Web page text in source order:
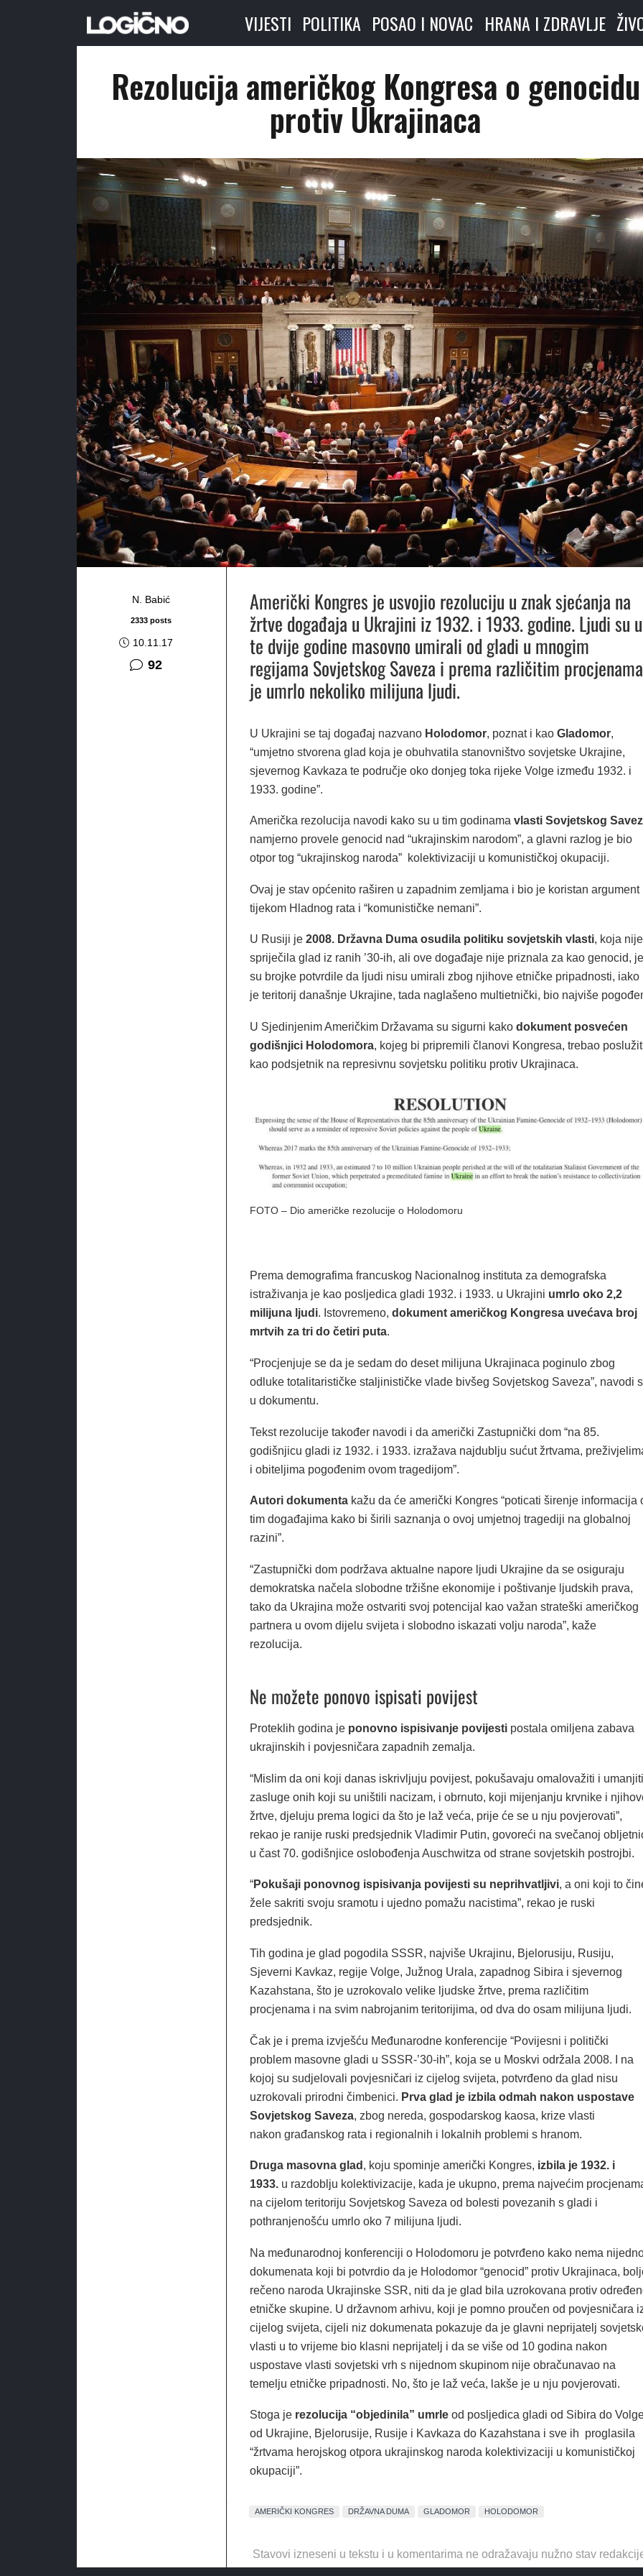
VIJESTI POLITIKA POSAO I NOVAC HRANA I ZDRAVLJE
Rezolucija američkog Kongresa o genocidu
protiv Ukrajinaca
N. Babić
2333 posts
10.11.17
92komentara
Američki Kongres je usvojio rezoluciju u znak sjećanja na
žrtve događaja u Ukrajini iz 1932. i 1933. godine. Ljudi su u
te dvije godine masovno umirali od gladi u mnogim
regijama Sovjetskog Saveza i prema različitim procjenama
je umrlo nekoliko milijuna ljudi.
U Ukrajini se taj događaj nazvano Holodomor, poznat i kao Gladomor,
“umjetno stvorena glad koja je obuhvatila stanovništvo sovjetske Ukrajine,
sjevernog Kavkaza te područje oko donjeg toka rijeke Volge između 1932. i
1933. godine”.
Američka rezolucija navodi kako su u tim godinama vlasti Sovjetskog
namjerno provele genocid nad “ukrajinskim narodom”, a glavni razlog je bio
otpor tog “ukrajinskog naroda” kolektivizaciji u komunističkoj okupaciji.
Ovaj je stav općenito raširen u zapadnim zemljama i bio je koristan argument
tijekom Hladnog rata i “komunističke nemani”.
U Rusiji je 2008. Državna Duma osudila politiku sovjetskih vlasti, koja nije
spriječila glad iz ranih ’30-ih, ali ove događaje nije priznala za kao genocid,
su brojke potvrdile da ljudi nisu umirali zbog njihove etničke pripadnosti, iako
je teritorij današnje Ukrajine, tada naglašeno multietnički, bio najviše
U Sjedinjenim Američkim Državama su sigurni kako dokument posvećen
godišnjici Holodomora, kojeg bi pripremili članovi Kongresa, trebao
kao podsjetnik na represivnu sovjetsku politiku protiv Ukrajinaca.
FOTO – Dio američke rezolucije o Holodomoru
Prema demografima francuskog Nacionalnog instituta za demografska
istraživanja je kao posljedica gladi 1932. i 1933. u Ukrajini umrlo oko 2,2
milijuna ljudi. Istovremeno, dokument američkog Kongresa uvećava broj
mrtvih za tri do četiri puta.
“Procjenjuje se da je sedam do deset milijuna Ukrajinaca poginulo zbog
odluke totalitarističke staljinističke vlade bivšeg Sovjetskog Saveza”, navodi
u dokumentu.
Tekst rezolucije također navodi i da američki Zastupnički dom “na 85.
godišnjicu gladi iz 1932. i 1933. izražava najdublju sućut žrtvama,
i obiteljima pogođenim ovom tragedijom”.
Autori dokumentakažu da će američki Kongres “poticati širenje informacija
tim događajima kako bi širili saznanja o ovoj umjetnoj tragediji na globalnoj
razini”.
“Zastupnički dom podržava aktualne napore ljudi Ukrajine da se osiguraju
demokratska načela slobodne tržišne ekonomije i poštivanje ljudskih prava,
tako da Ukrajina može ostvariti svoj potencijal kao važan strateški američkog
partnera u ovom dijelu svijeta i slobodno iskazati volju naroda”, kaže
rezolucija.
Ne možete ponovo ispisati povijest
Proteklih godina jeponovno ispisivanje povijestipostala omiljena zabava
ukrajinskih i povjesničara zapadnih zemalja.
“Mislim da oni koji danas iskrivljuju povijest, pokušavaju omalovažiti i umanjiti
zasluge onih koji su uništili nacizam, i obrnuto, koji mijenjanju krvnike i
žrtve, djeluju prema logici da što je laž veća, prije će se u nju povjerovati”,
rekao je ranije ruski predsjednik Vladimir Putin, govoreći na svečanoj
u čast 70. godišnjice oslobođenja Auschwitza od strane sovjetskih postrojbi.
“Pokušaji ponovnog ispisivanja povijesti su neprihvatljivi, a oni koji to
žele sakriti svoju sramotu i ujedno pomažu nacistima”, rekao je ruski
predsjednik.
Tih godina je glad pogodila SSSR, najviše Ukrajinu, Bjelorusiju, Rusiju,
Sjeverni Kavkaz, regije Volge, Južnog Urala, zapadnog Sibira i sjevernog
Kazahstana, što je uzrokovalo velike ljudske žrtve, prema različitim
procjenama i na svim nabrojanim teritorijima, od dva do osam milijuna ljudi.
Čak je i prema izvješću Međunarodne konferencije “Povijesni i politički
problem masovne gladi u SSSR-’30-ih”, koja se u Moskvi održala 2008. I na
kojoj su sudjelovali povjesničari iz cijelog svijeta, potvrđeno da glad nisu
uzrokovali prirodni čimbenici. Prva glad je izbila odmah nakon uspostave
Sovjetskog Saveza, zbog nereda, gospodarskog kaosa, krize vlasti
nakon građanskog rata i regionalnih i lokalnih problemi s hranom.
Druga masovna glad , koju spominje američki Kongres, izbila je 1932. i
1933.u razdoblju kolektivizacije, kada je ukupno, prema najvećim
na cijelom teritoriju Sovjetskog Saveza od bolesti povezanih s gladi i
pothranjenošću umrlo oko 7 milijuna ljudi.
Na međunarodnoj konferenciji o Holodomoru je potvrđeno kako nema
dokumenata koji bi potvrdio da je Holodomor “genocid” protiv Ukrajinaca,
rečeno naroda Ukrajinske SSR, niti da je glad bila uzrokovana protiv
etničke skupine. U državnom arhivu, koji je pomno proučen od povjesničara
cijelog svijeta, cijeli niz dokumenata pokazuje da je glavni neprijatelj
vlasti u to vrijeme bio klasni neprijatelj i da se više od 10 godina nakon
uspostave vlasti sovjetski vrh s nijednom skupinom nije obračunavao na
temelju etničke pripadnosti. No, što je laž veća, lakše je u nju povjerovati.
Stoga je rezolucija “objedinila” umrleod posljedica gladi od Sibira do
od Ukrajine, Bjelorusije, Rusije i Kavkaza do Kazahstana i sve ih proglasila
“žrtvama herojskog otpora ukrajinskog naroda kolektivizaciji u komunističkoj
okupaciji”.
AMERIČKI KONGRES DRŽAVNA DUMA GLADOMOR HOLODOMOR
Stavovi izneseni u tekstu i u komentarima ne odražavaju nužno stav